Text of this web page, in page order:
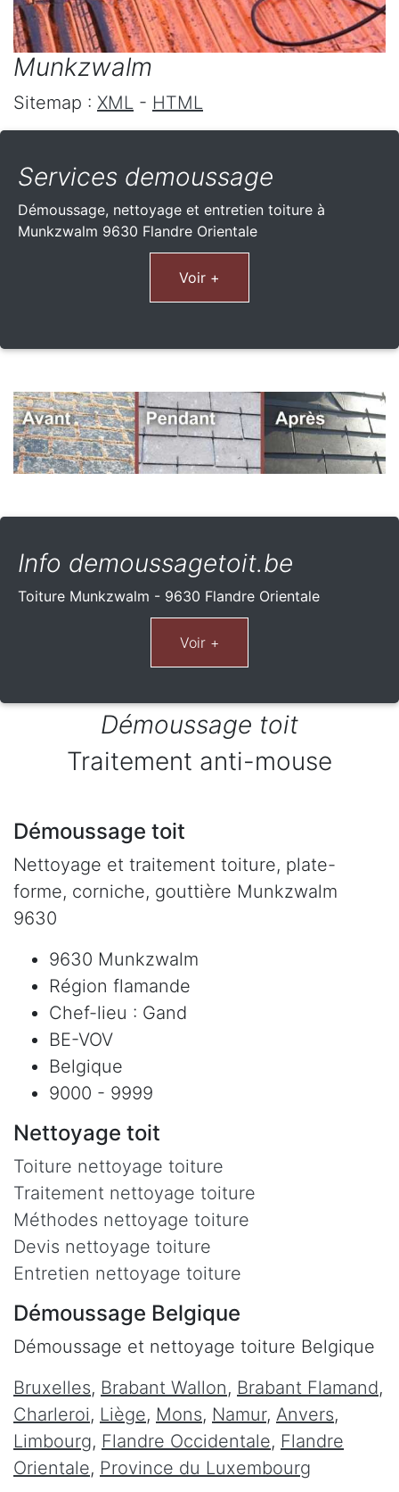
Munkzwalm
Sitemap : XML - HTML
Services demoussage
Démoussage, nettoyage et entretien toiture à
Munkzwalm 9630 Flandre Orientale
Voir +
Info demoussagetoit.be
Toiture Munkzwalm - 9630 Flandre Orientale
Démoussage toit
Traitement anti-mouse
Démoussage toit
Nettoyage et traitement toiture, plate-
forme, corniche, gouttière Munkzwalm
9630
9630 Munkzwalm
Région flamande
Chef-lieu : Gand
BE-VOV
Belgique
9000 - 9999
Nettoyage toit
Toiture nettoyage toiture
Traitement nettoyage toiture
Méthodes nettoyage toiture
Devis nettoyage toiture
Entretien nettoyage toiture
Démoussage Belgique
Démoussage et nettoyage toiture Belgique
Bruxelles, Brabant Wallon, Brabant Flamand,
Charleroi, Liège, Mons, Namur, Anvers,
Limbourg, Flandre Occidentale, Flandre
Orientale, Province du Luxembourg